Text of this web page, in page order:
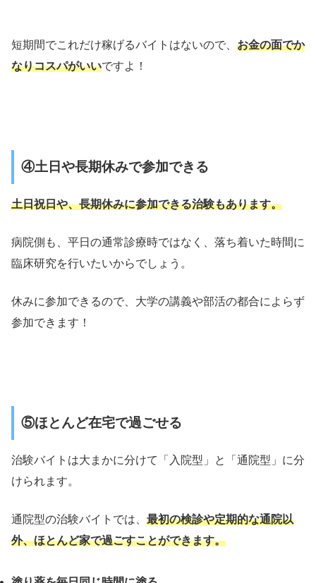
短期間でこれだけ稼げるバイトはないので、 お金の面でか
なりコスパがいいですよ！
④土日や長期休みで参加できる
土日祝日や、長期休みに参加できる治験もあります。
病院側も、平日の通常診療時ではなく、落ち着いた時間に
臨床研究を行いたいからでしょう。
休みに参加できるので、大学の講義や部活の都合によらず
参加できます！
⑤ほとんど在宅で過ごせる
治験バイトは大まかに分けて「入院型」と「通院型」に分
けられます。
通院型の治験バイトでは、 最初の検診や定期的な通院以
外、ほとんど家で過ごすことができます。